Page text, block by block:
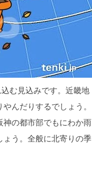
む見込みです。近畿地
んだりするでしょう。
神の都市部でもにわか雨
ょう。全般に北寄りの季